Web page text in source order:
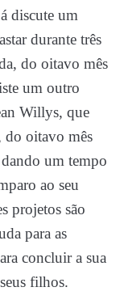
discute um
durante três
do oitavo mês
um outro
Willys, que
do oitavo mês
um tempo
ao seu
projetos são
para as
concluir a sua
filhos.